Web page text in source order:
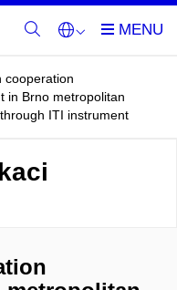
cooperation
in Brno metropolitan
ITI instrument